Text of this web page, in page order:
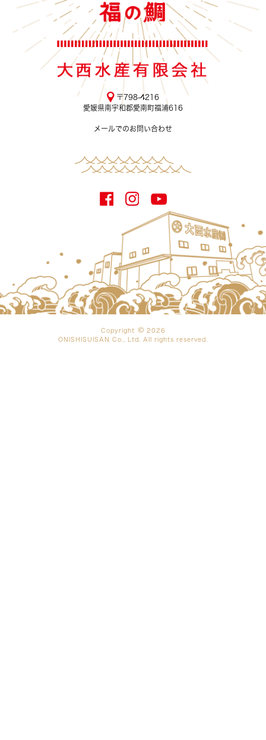
〒798-4216
愛媛県南宇和郡愛南町福浦616
メールでのお問い合わせ
Copyright
2026
ONISHISUISAN Co., Ltd. All rights reserved.